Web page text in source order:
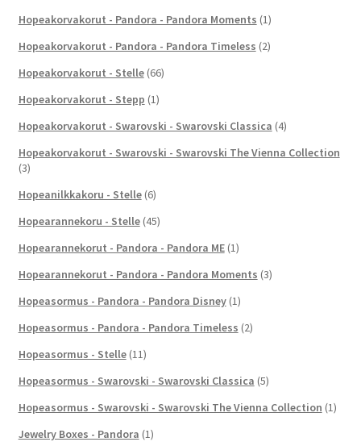
Hopeakorvakorut - Pandora - Pandora Moments (1)
Hopeakorvakorut - Pandora - Pandora Timeless (2)
Hopeakorvakorut - Stelle (66)
Hopeakorvakorut - Stepp (1)
Hopeakorvakorut - Swarovski - Swarovski Classica (4)
Hopeakorvakorut - Swarovski - Swarovski The Vienna Collection
(3)
Hopeanilkkakoru - Stelle (6)
Hopearannekoru - Stelle (45)
Hopearannekorut - Pandora - Pandora ME (1)
Hopearannekorut - Pandora - Pandora Moments (3)
Hopeasormus - Pandora - Pandora Disney (1)
Hopeasormus - Pandora - Pandora Timeless (2)
Hopeasormus - Stelle (11)
Hopeasormus - Swarovski - Swarovski Classica (5)
Hopeasormus - Swarovski - Swarovski The Vienna Collection (1)
Jewelry Boxes - Pandora (1)